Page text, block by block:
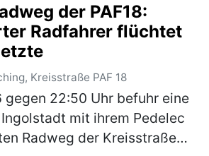
Amberg…(mehr)
der PAF18:
Radfahrer flüchtet
Kreisstraße PAF 18
22:50 Uhr befuhr eine
mit ihrem Pedelec
Radweg der Kreisstraße